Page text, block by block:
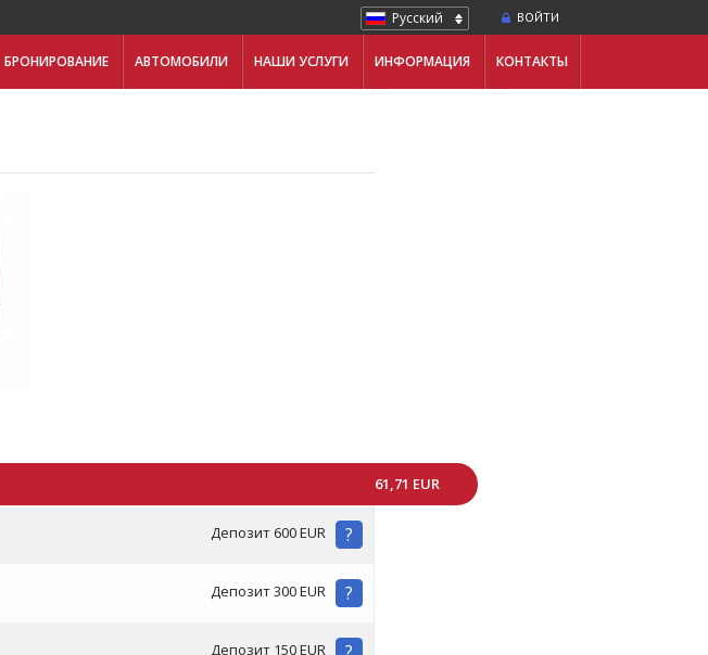
ВОЙТИ
Русский
БРОНИРОВАНИЕ АВТОМОБИЛИ НАШИ УСЛУГИ ИНФОРМАЦИЯ КОНТАКТЫ
61,71 EUR
Депозит 600 EUR ?
Депозит 300 EUR ?
Депозит 150 EUR